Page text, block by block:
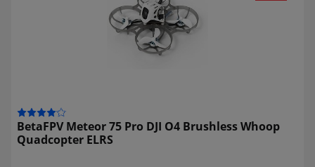
BetaFPV Meteor 75 Pro DJI O4 Brushless Whoop
Quadcopter ELRS